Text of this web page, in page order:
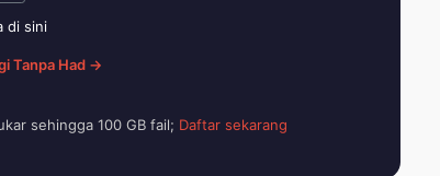
di sini
Tanpa Had →
sehingga 100 GB fail; Daftar sekarang